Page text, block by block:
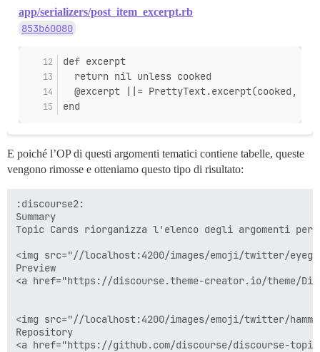
app/serializers/post_item_excerpt.rb
853b60080
def excerpt
  return nil unless cooked
@excerpt ||= PrettyText.excerpt(cooked,
end
E poiché l’OP di questi argomenti tematici contiene tabelle, queste
vengono rimosse e otteniamo questo tipo di risultato:
:discourse2:
Summary
Topic Cards riorganizza l'elenco degli argomenti per
<img src="//localhost:4200/images/emoji/twitter/
Preview
<a href="https://discourse.theme-creator.io/theme/
<img src="//localhost:4200/images/emoji/twitter/
Repository
<a href="https://github.com/discourse/discourse-